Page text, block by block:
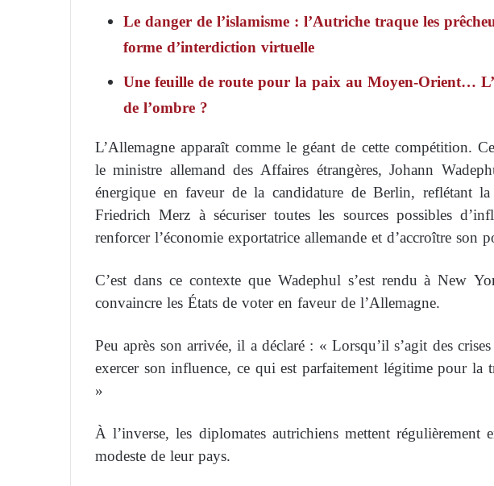
Le danger de l’islamisme : l’Autriche traque les
forme d’interdiction virtuelle
Une feuille de route pour la paix au Moyen-Orient…
de l’ombre ?
L’Allemagne apparaît comme le géant de cette compétition.
le ministre allemand des Affaires étrangères, Johann
énergique en faveur de la candidature de Berlin, reflétant
Friedrich Merz à sécuriser toutes les sources possibles
renforcer l’économie exportatrice allemande et d’accroître son
C’est dans ce contexte que Wadephul s’est rendu à New
convaincre les États de voter en faveur de l’Allemagne.
Peu après son arrivée, il a déclaré : « Lorsqu’il s’agit des
exercer son influence, ce qui est parfaitement légitime pour la
»
À l’inverse, les diplomates autrichiens mettent
modeste de leur pays.